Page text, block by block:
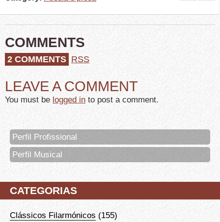
COMMENTS
2 COMMENTS RSS
LEAVE A COMMENT
You must be logged in to post a comment.
Perfil Profissional
Perfil Musical
CATEGORIAS
Clássicos Filarmónicos (155)